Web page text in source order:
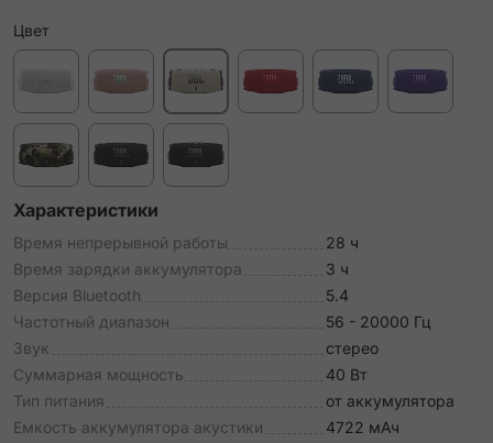
Цвет
Характеристики
Время непрерывной работы
28 ч
Время зарядки аккумулятора
3 ч
Версия Bluetooth
5.4
Частотный диапазон
56 - 20000 Гц
Звук
стерео
Суммарная мощность
40 Вт
Тип питания
от аккумулятора
Емкость аккумулятора акустики
4722 мАч